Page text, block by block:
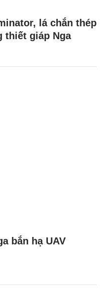
lá chắn thép
thiết giáp Nga
bắn hạ UAV